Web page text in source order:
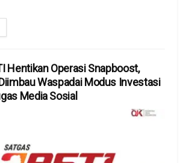
Hentikan Operasi Snapboost,
Waspadai Modus Investasi
Media Sosial